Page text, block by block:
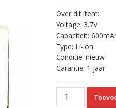
Over dit item:
Voltage: 3.7V
Capaciteit:
Type: Li-ion
Conditie: nieuw
Garantie: 1 jaar
Vervangende
Accu